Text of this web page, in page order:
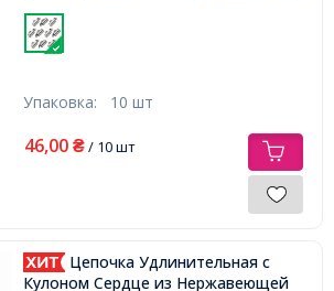
Упаковка: 10 шт
46,00 ₴/ 10 шт
Цепочка Удлинительная с
Кулоном Сердце из Нержавеющей